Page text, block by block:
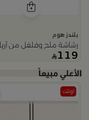
بلندز هوم
رشاشة ملح وفلفل من آريا
119
اوتلت